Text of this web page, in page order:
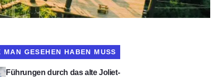
MAN GESEHEN HABEN MUSS
Führungen durch das alte Joliet-
durchs alte Joliet ansehen